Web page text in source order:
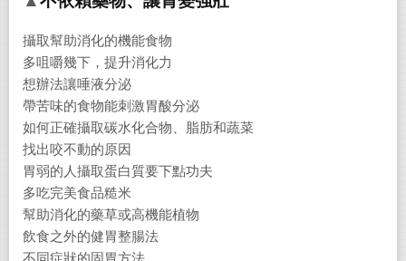
攝取幫助消化的機能食物
多咀嚼幾下，提升消化力
想辦法讓唾液分泌
帶苦味的食物能刺激胃酸分泌
如何正確攝取碳水化合物、脂肪和蔬菜
找出咬不動的原因
胃弱的人攝取蛋白質要下點功夫
多吃完美食品糙米
幫助消化的藥草或高機能植物
飲食之外的健胃整腸法